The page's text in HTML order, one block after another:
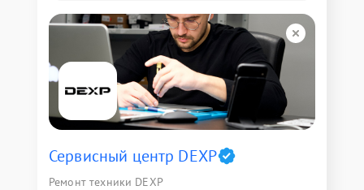
Сервисный центр DEXP
Ремонт техники DEXP